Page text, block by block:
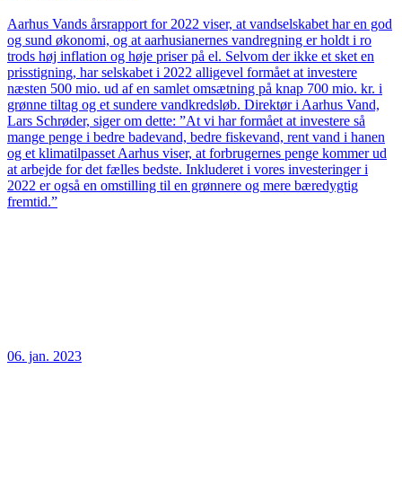
Aarhus Vands årsrapport for 2022 viser, at vandselskabet har en god
og sund økonomi, og at aarhusianernes vandregning er holdt i ro
trods høj inflation og høje priser på el. Selvom der ikke et sket en
prisstigning, har selskabet i 2022 alligevel formået at investere
næsten 500 mio. ud af en samlet omsætning på knap 700 mio. kr. i
grønne tiltag og et sundere vandkredsløb. Direktør i Aarhus Vand,
Lars Schrøder, siger om dette: ”At vi har formået at investere så
mange penge i bedre badevand, bedre fiskevand, rent vand i hanen
og et klimatilpasset Aarhus viser, at forbrugernes penge kommer ud
at arbejde for det fælles bedste. Inkluderet i vores investeringer i
2022 er også en omstilling til en grønnere og mere bæredygtig
fremtid.”
06. jan. 2023